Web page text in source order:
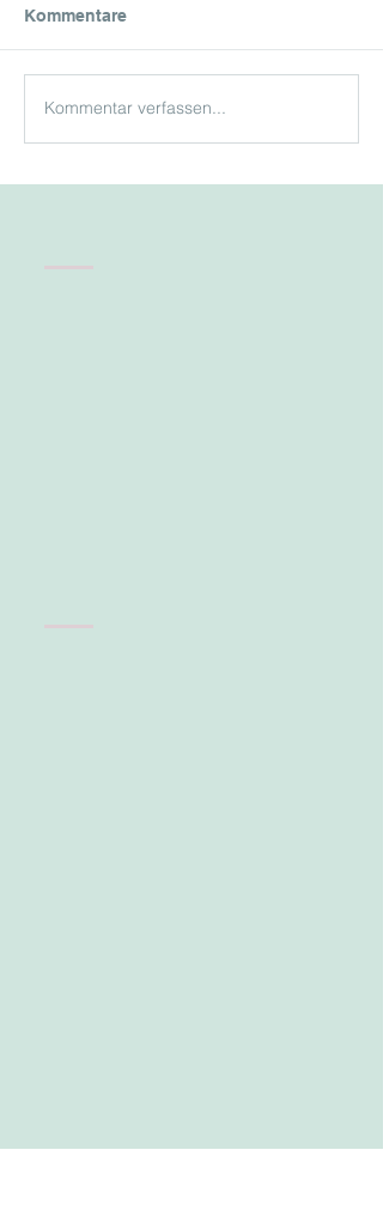
Kommentare
Kommentar verfassen...